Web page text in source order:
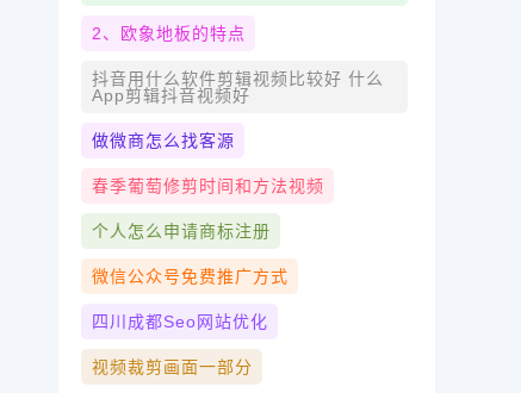
2、欧象地板的特点
抖音用什么软件剪辑视频比较好 什么
App剪辑抖音视频好
做微商怎么找客源
春季葡萄修剪时间和方法视频
个人怎么申请商标注册
微信公众号免费推广方式
四川成都seo网站优化
视频裁剪画面一部分